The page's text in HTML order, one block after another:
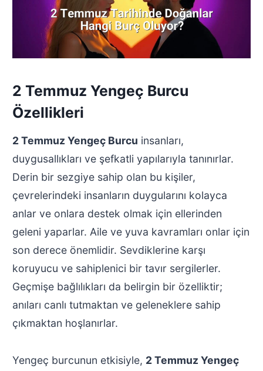
2 Temmuz Yengeç Burcu
Özellikleri
2 Temmuz Yengeç Burcu insanları,
duygusallıkları ve şefkatli yapılarıyla tanınırlar.
Derin bir sezgiye sahip olan bu kişiler,
çevrelerindeki insanların duygularını kolayca
anlar ve onlara destek olmak için ellerinden
geleni yaparlar. Aile ve yuva kavramları onlar için
son derece önemlidir. Sevdiklerine karşı
koruyucu ve sahiplenici bir tavır sergilerler.
Geçmişe bağlılıkları da belirgin bir özelliktir;
anıları canlı tutmaktan ve geleneklere sahip
çıkmaktan hoşlanırlar.
Yengeç burcunun etkisiyle, 2 Temmuz Yengeç